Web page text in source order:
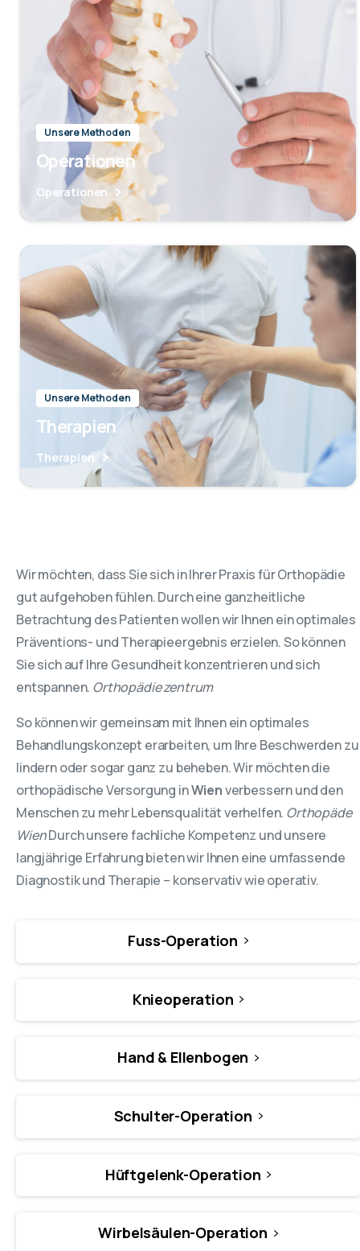
Unsere Methoden
Operationen
Operationen
Unsere Methoden
Therapien
Therapien
Wir möchten, dass Sie sich in Ihrer Praxis für Orthopädie
gut aufgehoben fühlen. Durch eine ganzheitliche
Betrachtung des Patienten wollen wir Ihnen ein optimales
Präventions- und Therapieergebnis erzielen. So können
Sie sich auf Ihre Gesundheit konzentrieren und sich
entspannen. Orthopädie zentrum
So können wir gemeinsam mit Ihnen ein optimales
Behandlungskonzept erarbeiten, um Ihre Beschwerden zu
lindern oder sogar ganz zu beheben. Wir möchten die
orthopädische Versorgung inWienverbessern und den
Menschen zu mehr Lebensqualität verhelfen. Orthopäde
WienDurch unsere fachliche Kompetenz und unsere
langjährige Erfahrung bieten wir Ihnen eine umfassende
Diagnostik und Therapie – konservativ wie operativ.
Fuss-Operation
Knieoperation
Hand & Ellenbogen
Schulter-Operation
Hüftgelenk-Operation
Wirbelsäulen-Operation